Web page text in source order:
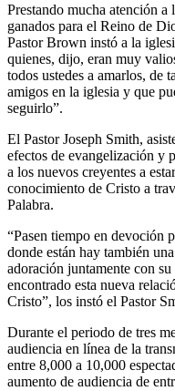
Prestando mucha atención
ganados para el Reino de
Pastor Brown instó a la
quienes, dijo, eran muy
todos ustedes a amarlos, de
amigos en la iglesia y que
seguirlo”.
El Pastor Joseph Smith,
efectos de evangelización
a los nuevos creyentes a
conocimiento de Cristo a
Palabra.
“Pasen tiempo en devoción
donde están hay también
adoración juntamente con
encontrado esta nueva
Cristo”, los instó el Pastor
Durante el periodo de tres
audiencia en línea de la
entre 8,000 a 10,000
aumento de audiencia de